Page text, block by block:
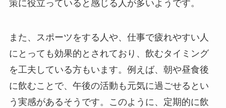
策に役立っていると感じる人が多いようです。
また、スポーツをする人や、仕事で疲れやすい人
にとっても効果的とされており、飲むタイミング
を工夫している方もいます。例えば、朝や昼食後
に飲むことで、午後の活動も元気に過ごせるとい
う実感があるそうです。このように、定期的に飲